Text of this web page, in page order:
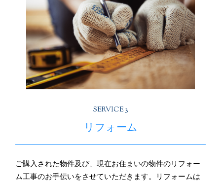
SERVICE 3
リフォーム
ご購入された物件及び、現在お住まいの物件のリフォー
ム工事のお手伝いをさせていただきます。リフォームは